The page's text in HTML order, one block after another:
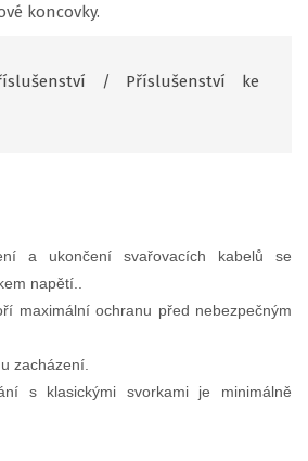
koncovky.
/
Příslušenství ke
a ukončení svařovacích kabelů se
napětí..
maximální ochranu před nebezpečným
zacházení.
s klasickými svorkami je minimálně